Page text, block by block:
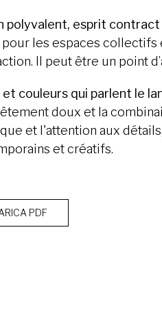
polyvalent, esprit contract
pour les espaces
Il peut être un point
et couleurs qui parlent le
doux et la
et l'attention aux
et créatifs.
PDF